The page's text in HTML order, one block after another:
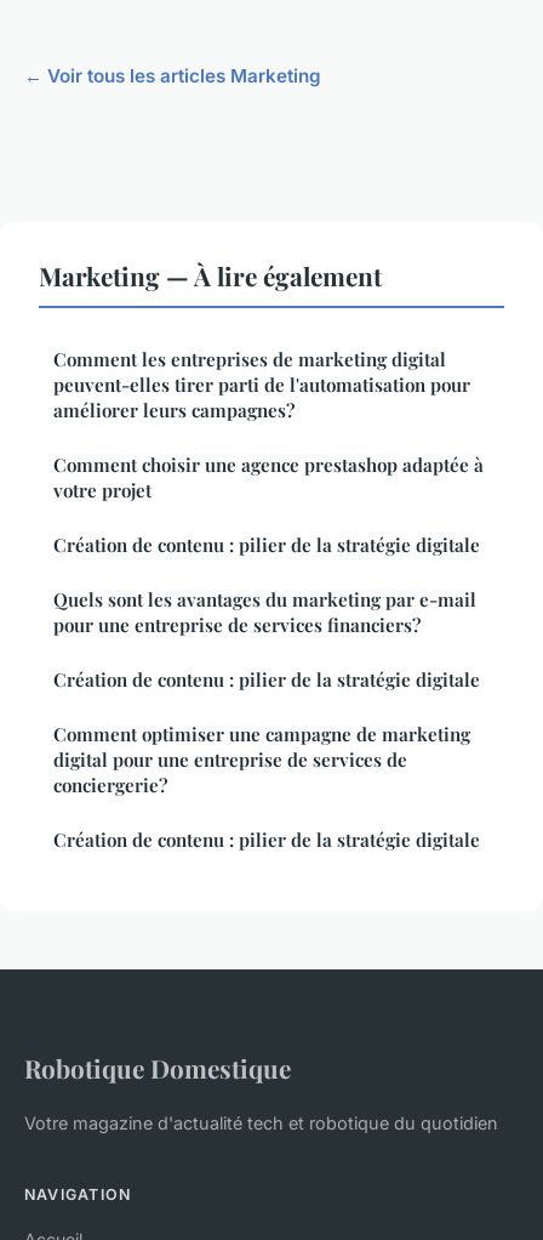
← Voir tous les articles Marketing
Marketing — À lire également
Comment les entreprises de marketing digital
peuvent-elles tirer parti de l'automatisation pour
améliorer leurs campagnes?
Comment choisir une agence prestashop adaptée à
votre projet
Création de contenu : pilier de la stratégie digitale
Quels sont les avantages du marketing par e-mail
pour une entreprise de services financiers?
Création de contenu : pilier de la stratégie digitale
Comment optimiser une campagne de marketing
digital pour une entreprise de services de
conciergerie?
Création de contenu : pilier de la stratégie digitale
Robotique Domestique
Votre magazine d'actualité tech et robotique du quotidien
NAVIGATION